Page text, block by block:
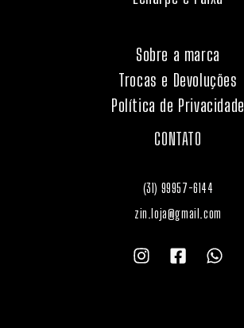
Sobre a marca
Trocas e Devoluções
Política de Privacidade
CONTATO
(31) 99957-6144
zin.loja@gmail.com